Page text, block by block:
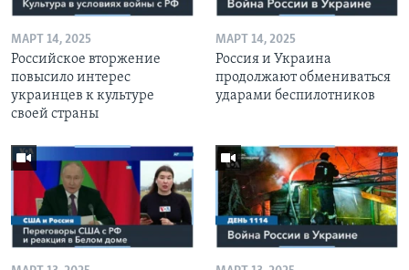
МАРТ 14, 2025
Российское вторжение
повысило интерес
украинцев к культуре
своей страны
МАРТ 14, 2025
Россия и Украина
продолжают обмениваться
ударами беспилотников